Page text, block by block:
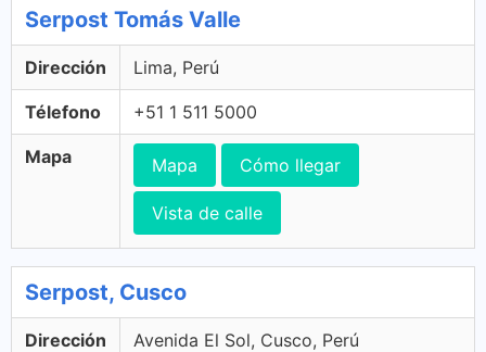
Serpost Tomás Valle
Dirección Lima, Perú
Télefono +51 1 511 5000
Mapa Mapa Cómo llegar
Vista de calle
Serpost, Cusco
Dirección Avenida El Sol, Cusco, Perú